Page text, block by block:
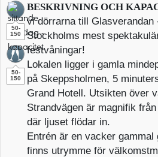
50-
150
50-
150
BESKRIVNING OCH
vi dörrarna till Glasverandan
Stockholms mest
festvåningar!
Lokalen ligger i gamla
på Skeppsholmen, 5
Grand Hotell. Utsikten över
Strandvägen är magnifik
där ljuset flödar in.
Entrén är en vacker gammal
finns utrymme för